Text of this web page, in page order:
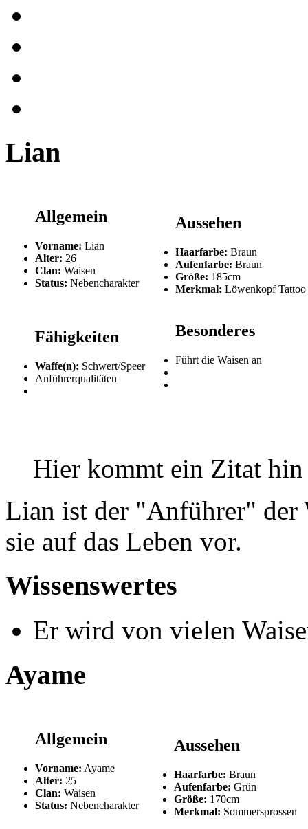
Lian
Allgemein
Vorname: Lian
Alter: 26
Clan: Waisen
Status: Nebencharakter
Fähigkeiten
Waffe(n): Schwert/Speer
Anführerqualitäten
Aussehen
Haarfarbe: Braun
Aufenfarbe: Braun
Größe: 185cm
Merkmal: Löwenkopf
Besonderes
Führt die Waisen an
Hier kommt ein Zitat hin
Lian ist der "Anführer" der
sie auf das Leben vor.
Wissenswertes
Er wird von vielen
Ayame
Allgemein
Vorname: Ayame
Alter: 25
Clan: Waisen
Status: Nebencharakter
Aussehen
Haarfarbe: Braun
Aufenfarbe: Grün
Größe: 170cm
Merkmal: Sommersprossen